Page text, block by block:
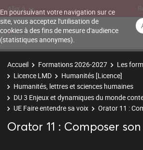
En poursuivant votre navigation sur ce
site, vous acceptez l'utilisation de
cookies à des fins de mesure d'audience
(statistiques anonymes).
Aller à
Accueil Formations 2026-2027
Les
Licence LMD
Humanités [Licence]
Humanités, lettres et sciences humaines
DU 3 Enjeux et dynamiques du monde
UE Faire entendre sa voix
Orator 11 :
Orator 11 : Composer